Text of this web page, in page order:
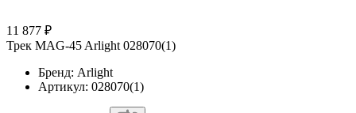
11 877 ₽
Трек MAG-45 Arlight 028070(1)
Бренд: Arlight
Артикул: 028070(1)